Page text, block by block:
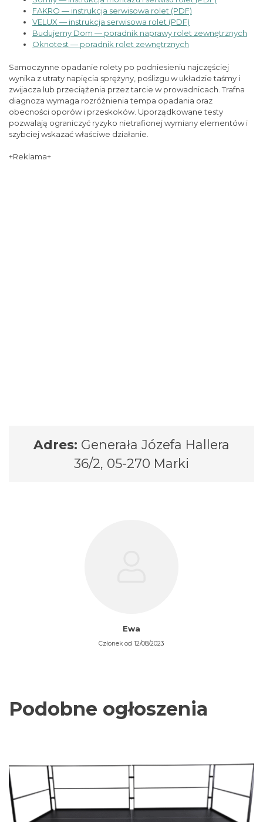
FAKRO — instrukcja serwisowa rolet (PDF)
VELUX — instrukcja serwisowa rolet (PDF)
Budujemy Dom — poradnik naprawy rolet zewnętrznych
Oknotest — poradnik rolet zewnętrznych
Samoczynne opadanie rolety po podniesieniu najczęściej
wynika z utraty napięcia sprężyny, poślizgu w układzie taśmy i
zwijacza lub przeciążenia przez tarcie w prowadnicach. Trafna
diagnoza wymaga rozróżnienia tempa opadania oraz
obecności oporów i przeskoków. Uporządkowane testy
pozwalają ograniczyć ryzyko nietrafionej wymiany elementów i
szybciej wskazać właściwe działanie.
+Reklama+
Adres: Generała Józefa Hallera
36/2, 05-270 Marki
Ewa
Członek od 12/08/2023
Podobne ogłoszenia